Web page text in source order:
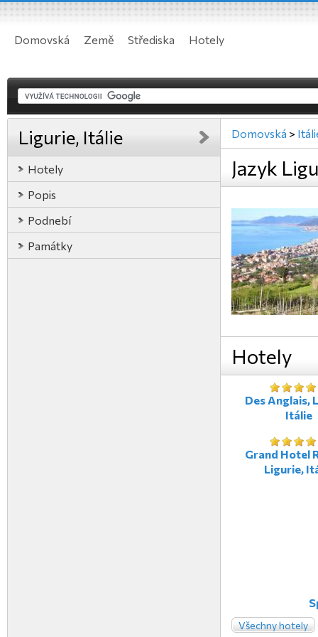
Domovská Země Střediska Hotely
Ligurie, Itálie
Hotely
Popis
Podnebí
Památky
Domovská >
Jazyk
Hotely
Des Anglais,
Itálie
Grand Hotel
Ligurie,
Všechny hotely